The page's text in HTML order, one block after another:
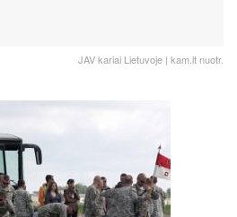
JAV kariai Lietuvoje | kam.lt nuotr.